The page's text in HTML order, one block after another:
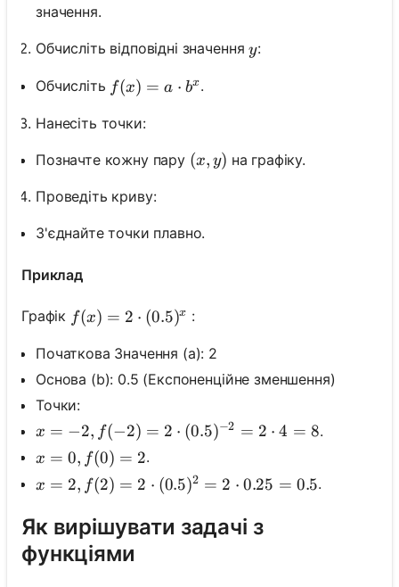
значення.
Обчисліть відповідні значенняy
y:
Обчисліть f(x)=a \cdot b^x
f(x) = a ⋅ bx.
Нанесіть точки:
Позначте кожну пару (x, y)
(x, y) на графіку.
Проведіть криву:
З'єднайте точки плавно.
Приклад
Графік f(x)=2 \cdot(0.5)^x
f(x) = 2 ⋅ (0.5)x :
Початкова Значення (a): 2
Основа (b): 0.5 (Експоненційне зменшення)
Точки:
x=-2, f(-2)=2 \cdot(0.5)^{-2}=2 \cdot 4=8
x = −2, f(−2) = 2 ⋅ (0.5)−2 = 2 ⋅ 4 = 8.
x=0, f(0)=2
x = 0, f(0) = 2.
x=2, f(2)=2 \cdot(0.5)^2=2 \cdot 0.25=0.5
x = 2, f(2) = 2 ⋅ (0.5)2 = 2 ⋅ 0.25 = 0.5.
Як вирішувати задачі з
функціями